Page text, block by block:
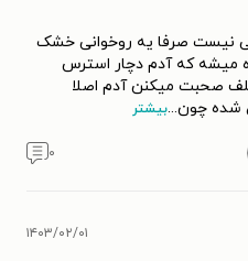
نیست صرفا یه روخوانی خشک
میشه که آدم دچار استرس
صحبت میکنن آدم اصلا
شده چون...بیشتر
۰
۱۴۰۳/۰۲/۰۱